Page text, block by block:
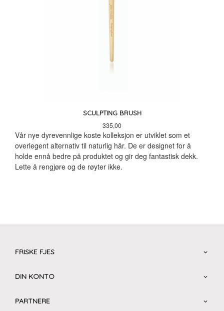
SCULPTING BRUSH
Pris
335,00
Vår nye dyrevennlige koste kolleksjon er utviklet som et
overlegent alternativ til naturlig hår. De er designet for å
holde ennå bedre på produktet og gir deg fantastisk dekk.
Lette å rengjøre og de røyter ikke.
FRISKE FJES
DIN KONTO
PARTNERE